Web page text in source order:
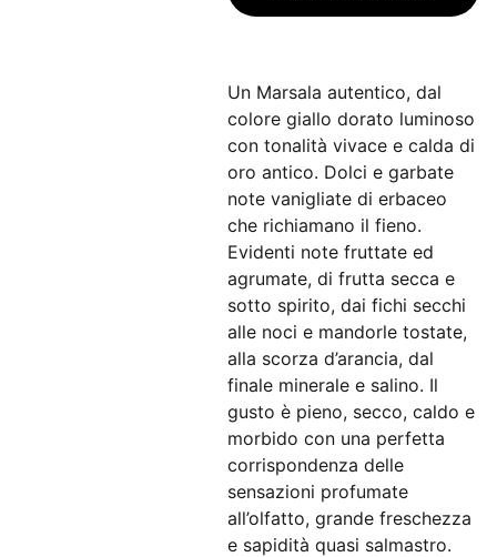
Un Marsala autentico, dal
colore giallo dorato luminoso
con tonalità vivace e calda di
oro antico. Dolci e garbate
note vanigliate di erbaceo
che richiamano il fieno.
Evidenti note fruttate ed
agrumate, di frutta secca e
sotto spirito, dai fichi secchi
alle noci e mandorle tostate,
alla scorza d’arancia, dal
finale minerale e salino. Il
gusto è pieno, secco, caldo e
morbido con una perfetta
corrispondenza delle
sensazioni profumate
all’olfatto, grande freschezza
e sapidità quasi salmastro.